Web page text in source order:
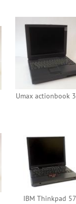
Umax actionbook
IBM Thinkpad